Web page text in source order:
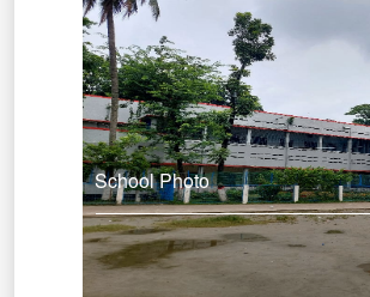
School Photo